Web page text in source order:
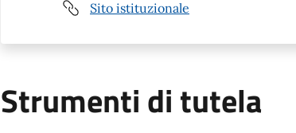
Sito istituzionale
Strumenti di tutela